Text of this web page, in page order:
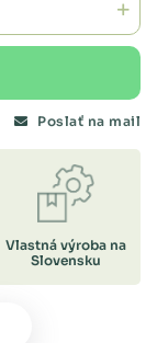
Poslať na mail
Vlastná výroba na
Slovensku